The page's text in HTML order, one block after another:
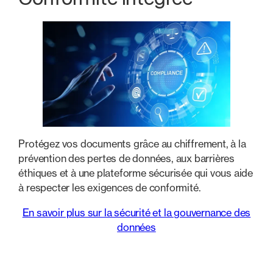
Protégez vos documents grâce au chiffrement, à la
prévention des pertes de données, aux barrières
éthiques et à une plateforme sécurisée qui vous aide
à respecter les exigences de conformité.
En savoir plus sur la sécurité et la gouvernance des
données